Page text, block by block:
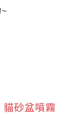
砂盆噴霧